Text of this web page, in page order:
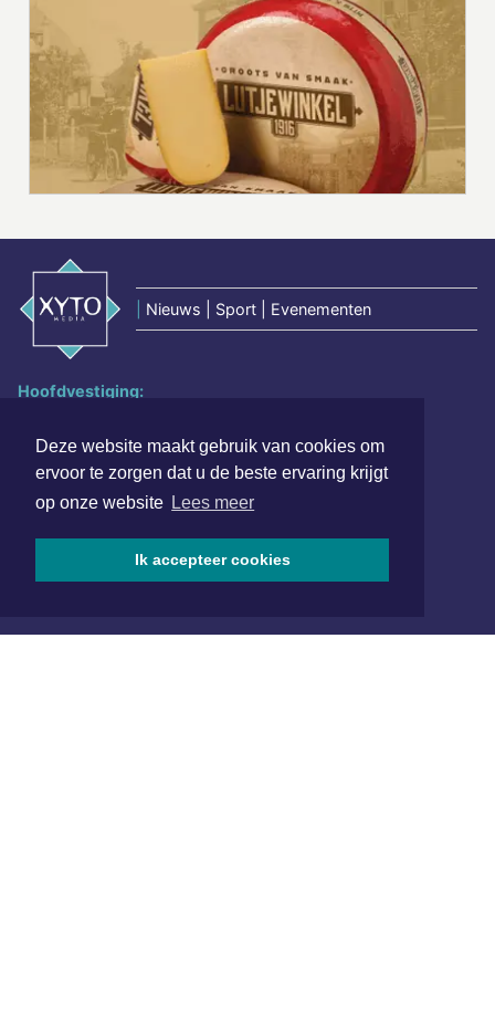
Deze website maakt gebruik van cookies om
ervoor te zorgen dat u de beste ervaring krijgt
op onze website Lees meer
Ik accepteer cookies
Nieuws | Sport | Evenementen
Hoofdvestiging:
1701 BZ Heerhugowaard
072 8200 600
redactie@xyto.nl
SOCIAL MEDIA